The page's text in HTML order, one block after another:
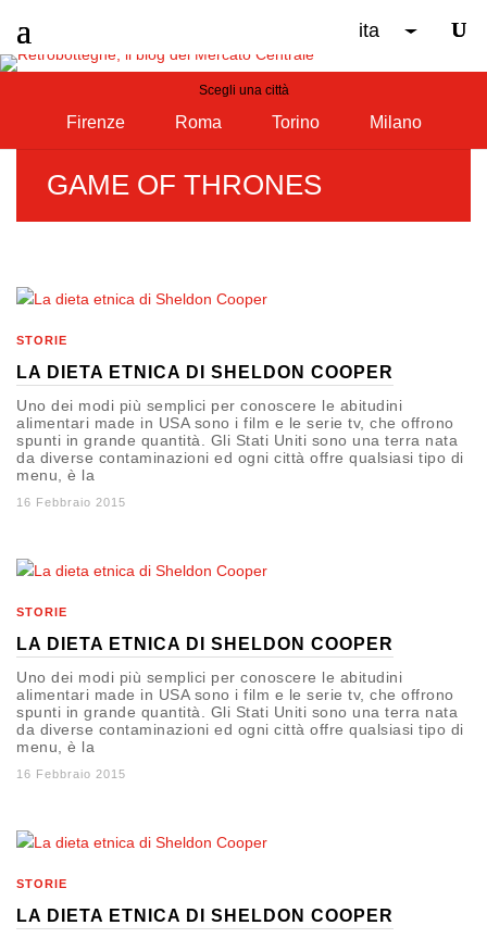
ita
Scegli una città
Firenze Roma Torino Milano
GAME OF THRONES
STORIE
LA DIETA ETNICA DI SHELDON COOPER
Uno dei modi più semplici per conoscere le abitudini
alimentari made in USA sono i film e le serie tv, che offrono
spunti in grande quantità. Gli Stati Uniti sono una terra nata
da diverse contaminazioni ed ogni città offre qualsiasi tipo di
menu, è la
16 Febbraio 2015
STORIE
LA DIETA ETNICA DI SHELDON COOPER
Uno dei modi più semplici per conoscere le abitudini
alimentari made in USA sono i film e le serie tv, che offrono
spunti in grande quantità. Gli Stati Uniti sono una terra nata
da diverse contaminazioni ed ogni città offre qualsiasi tipo di
menu, è la
16 Febbraio 2015
STORIE
LA DIETA ETNICA DI SHELDON COOPER